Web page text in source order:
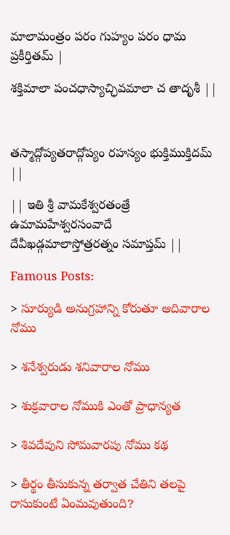
మాలామంత్రం పరం గుహ్యం పరం ధామ
ప్రకీర్తితమ్ |
శక్తిమాలా పంచధాస్యాచ్ఛివమాలా చ తాదృశీ ||
తస్మాద్గోప్యతరాద్గోప్యం రహస్యం భుక్తిముక్తిదమ్
|| ఇతి శ్రీ వామకేశ్వరతంత్రే
ఉమామహేశ్వరసంవాదే
దేవీఖడ్గమాలాస్తోత్రరత్నం సమాప్తమ్ ||
Famous Posts:
> సూర్యుడి అనుగ్రహాన్ని కోరుతూ ఆదివారాల
నోము
> శనేశ్వరుడు శనివారాల నోము
> శుక్రవారాల నోముకి ఎంతో ప్రాధాన్యత
> శివదేవుని సోమవారపు నోము కథ
> తీర్థం తీసుకున్న తర్వాత చేతిని తలపై
రాసుకుంటే ఏంమవుతుంది?